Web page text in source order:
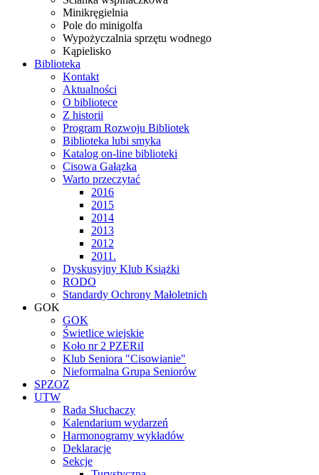
Minikręgielnia
Pole do minigolfa
Wypożyczalnia sprzętu wodnego
Kąpielisko
Biblioteka
Kontakt
Aktualności
O bibliotece
Z historii
Program Rozwoju Bibliotek
Biblioteka lubi smyka
Katalog on-line biblioteki
Cisowa Gałązka
Warto przeczytać
2016
2015
2014
2013
2012
2011.
Dyskusyjny Klub Książki
RODO
Standardy Ochrony Małoletnich
GOK
GOK
Świetlice wiejskie
Koło nr 2 PZERiI
Klub Seniora "Cisowianie"
Nieformalna Grupa Seniorów
SPZOZ
UTW
Rada Słuchaczy
Kalendarium wydarzeń
Harmonogramy wykładów
Deklaracje
Sekcje